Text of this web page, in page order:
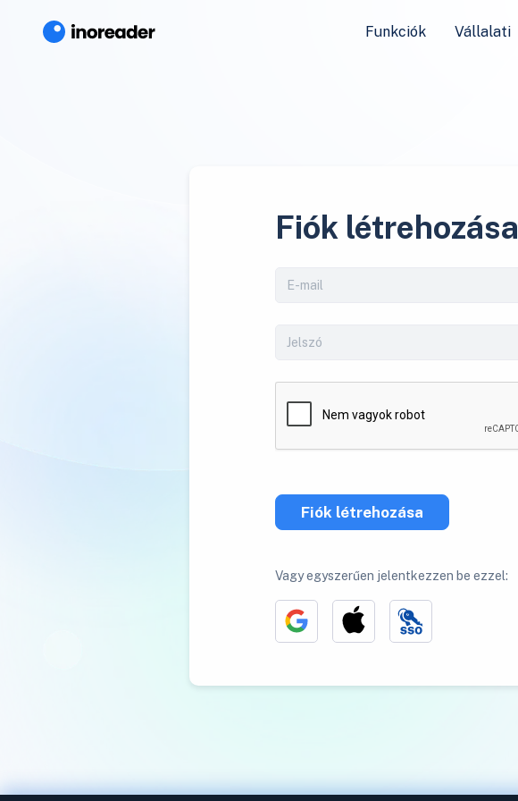
Funkciók Vállalati
Fiók létrehozása
Fiók létrehozása
Vagy egyszerűen jelentkezzen be ezzel: